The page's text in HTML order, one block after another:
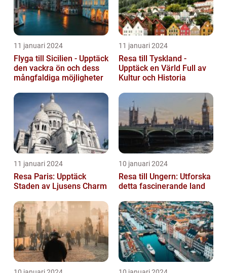
11 januari 2024
Flyga till Sicilien - Upptäck
den vackra ön och dess
mångfaldiga möjligheter
11 januari 2024
Resa till Tyskland -
Upptäck en Värld Full av
Kultur och Historia
11 januari 2024
Resa Paris: Upptäck
Staden av Ljusens Charm
10 januari 2024
Resa till Ungern: Utforska
detta fascinerande land